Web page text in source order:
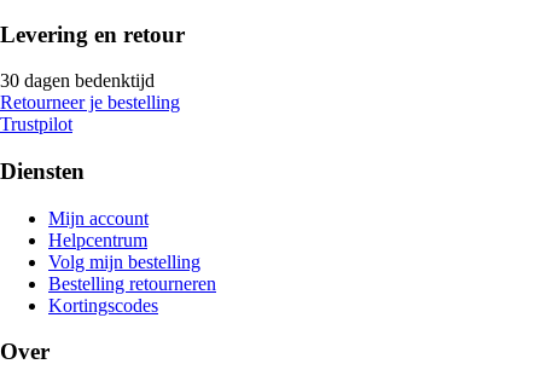
Levering en retour
30 dagen bedenktijd
Retourneer je bestelling
Trustpilot
Diensten
Mijn account
Helpcentrum
Volg mijn bestelling
Bestelling retourneren
Kortingscodes
Over